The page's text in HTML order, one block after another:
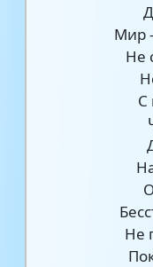
Мир
Не
С
Не